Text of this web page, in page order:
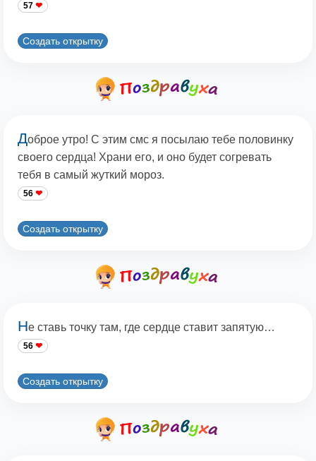
57
Создать открытку
Доброе утро! С этим смс я посылаю тебе половинку
своего сердца! Храни его, и оно будет согревать
тебя в самый жуткий мороз.
56
Создать открытку
Не ставь точку там, где сердце ставит запятую…
56
Создать открытку